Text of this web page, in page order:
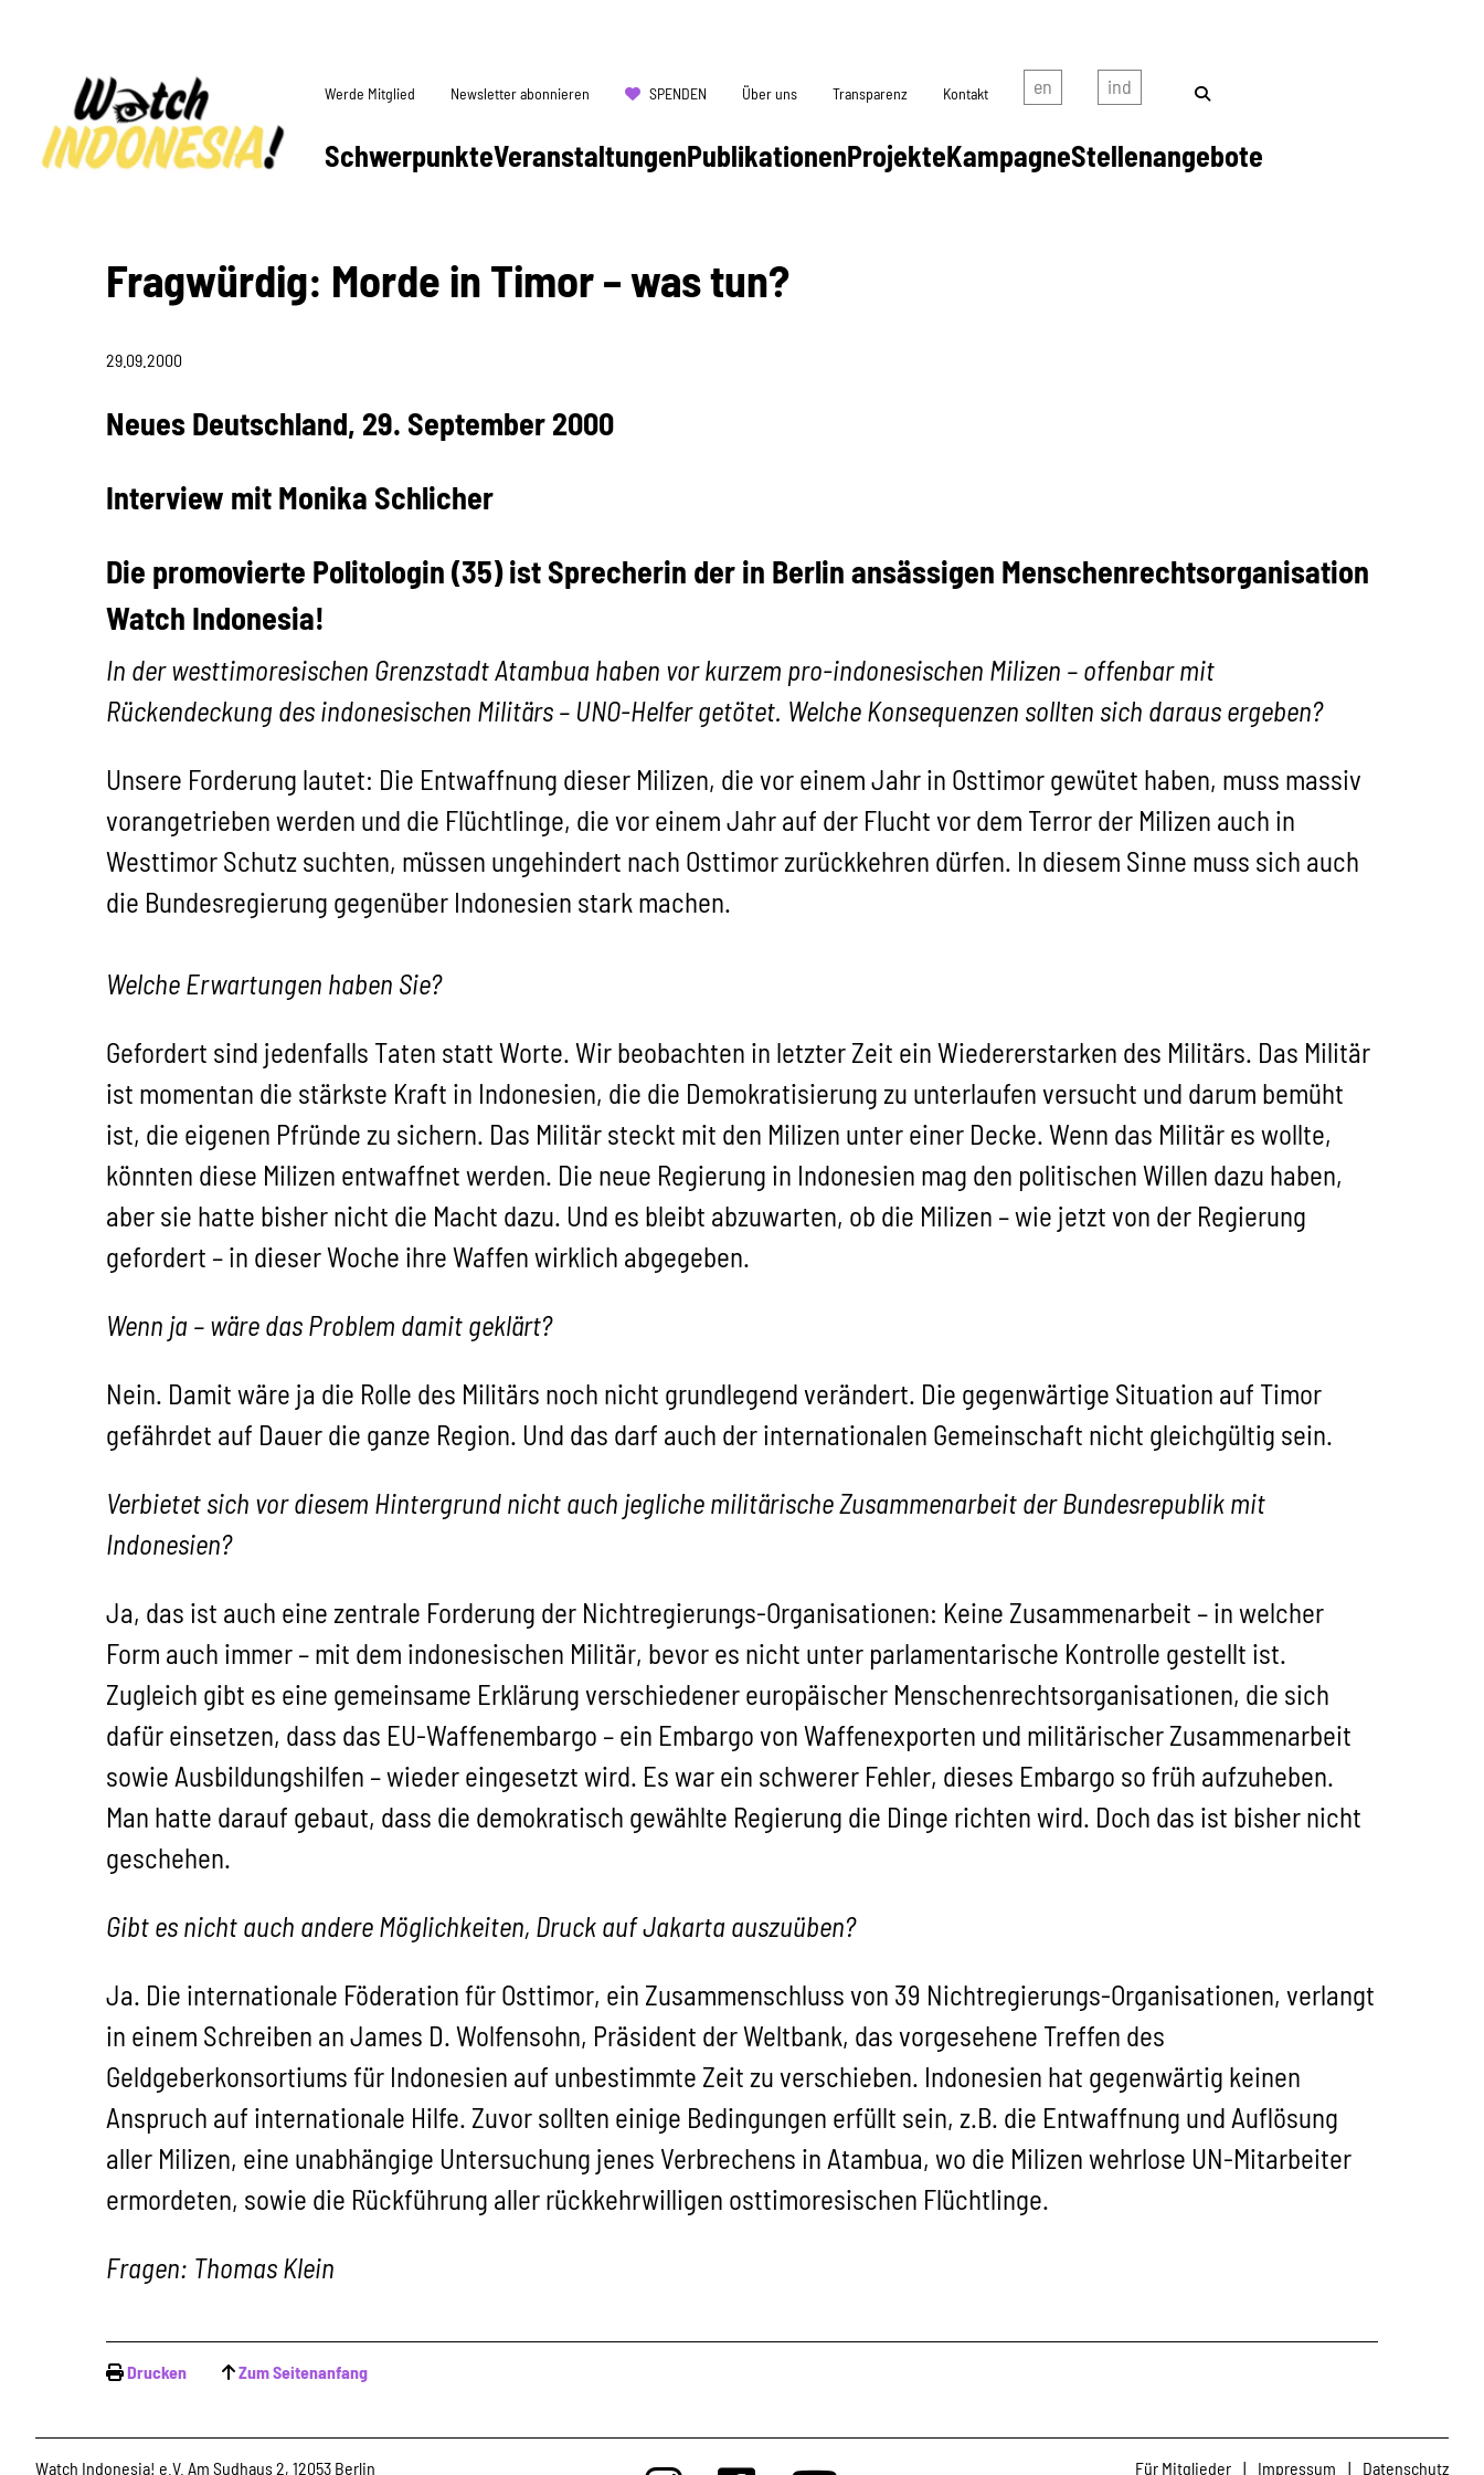
SchwerpunkteVeranstaltungenPublikationenProjekteKampagneStellenangebote
Werde Mitglied Newsletter abonnieren SPENDEN Über uns Transparenz Kontakt
Fragwürdig: Morde in Timor – was tun?
29.09.2000
Neues Deutschland, 29. September 2000
Interview mit Monika Schlicher
Die promovierte Politologin (35) ist Sprecherin der in Berlin ansässigen Menschenrechtsorganisation
Watch Indonesia!
In der westtimoresischen Grenzstadt Atambua haben vor kurzem pro-indonesischen Milizen – offenbar mit
Rückendeckung des indonesischen Militärs – UNO-Helfer getötet. Welche Konsequenzen sollten sich daraus ergeben?
Unsere Forderung lautet: Die Entwaffnung dieser Milizen, die vor einem Jahr in Osttimor gewütet haben, muss massiv
vorangetrieben werden und die Flüchtlinge, die vor einem Jahr auf der Flucht vor dem Terror der Milizen auch in
Westtimor Schutz suchten, müssen ungehindert nach Osttimor zurückkehren dürfen. In diesem Sinne muss sich auch
die Bundesregierung gegenüber Indonesien stark machen.
Welche Erwartungen haben Sie?
Gefordert sind jedenfalls Taten statt Worte. Wir beobachten in letzter Zeit ein Wiedererstarken des Militärs. Das Militär
ist momentan die stärkste Kraft in Indonesien, die die Demokratisierung zu unterlaufen versucht und darum bemüht
ist, die eigenen Pfründe zu sichern. Das Militär steckt mit den Milizen unter einer Decke. Wenn das Militär es wollte,
könnten diese Milizen entwaffnet werden. Die neue Regierung in Indonesien mag den politischen Willen dazu haben,
aber sie hatte bisher nicht die Macht dazu. Und es bleibt abzuwarten, ob die Milizen – wie jetzt von der Regierung
gefordert – in dieser Woche ihre Waffen wirklich abgegeben.
Wenn ja – wäre das Problem damit geklärt?
Nein. Damit wäre ja die Rolle des Militärs noch nicht grundlegend verändert. Die gegenwärtige Situation auf Timor
gefährdet auf Dauer die ganze Region. Und das darf auch der internationalen Gemeinschaft nicht gleichgültig sein.
Verbietet sich vor diesem Hintergrund nicht auch jegliche militärische Zusammenarbeit der Bundesrepublik mit
Indonesien?
Ja, das ist auch eine zentrale Forderung der Nichtregierungs-Organisationen: Keine Zusammenarbeit – in welcher
Form auch immer – mit dem indonesischen Militär, bevor es nicht unter parlamentarische Kontrolle gestellt ist.
Zugleich gibt es eine gemeinsame Erklärung verschiedener europäischer Menschenrechtsorganisationen, die sich
dafür einsetzen, dass das EU-Waffenembargo – ein Embargo von Waffenexporten und militärischer Zusammenarbeit
sowie Ausbildungshilfen – wieder eingesetzt wird. Es war ein schwerer Fehler, dieses Embargo so früh aufzuheben.
Man hatte darauf gebaut, dass die demokratisch gewählte Regierung die Dinge richten wird. Doch das ist bisher nicht
geschehen.
Gibt es nicht auch andere Möglichkeiten, Druck auf Jakarta auszuüben?
Ja. Die internationale Föderation für Osttimor, ein Zusammenschluss von 39 Nichtregierungs-Organisationen, verlangt
in einem Schreiben an James D. Wolfensohn, Präsident der Weltbank, das vorgesehene Treffen des
Geldgeberkonsortiums für Indonesien auf unbestimmte Zeit zu verschieben. Indonesien hat gegenwärtig keinen
Anspruch auf internationale Hilfe. Zuvor sollten einige Bedingungen erfüllt sein, z.B. die Entwaffnung und Auflösung
aller Milizen, eine unabhängige Untersuchung jenes Verbrechens in Atambua, wo die Milizen wehrlose UN-Mitarbeiter
ermordeten, sowie die Rückführung aller rückkehrwilligen osttimoresischen Flüchtlinge.
Fragen: Thomas Klein
Drucken Zum Seitenanfang
Watch Indonesia! e.V. Am Sudhaus 2, 12053 Berlin Für Mitglieder | Impressum | Datenschutz